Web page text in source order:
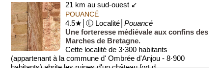
21 km au sud-ouest ↙
POUANCÉ
4.5★│Ⓛ Localité│Pouancé
Une forteresse médiévale aux confins des
Marches de Bretagne.
Cette localité de 3·300 habitants
(appartenant à la commune d' Ombrée d'Anjou - 8·900
habitants) abrite les ruines d'un château fort d...